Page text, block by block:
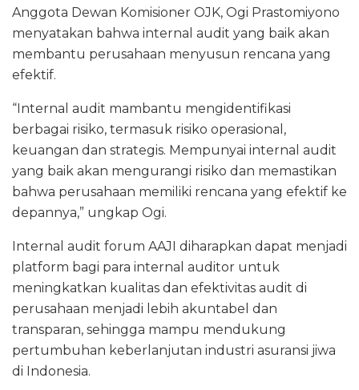
Anggota Dewan Komisioner OJK, Ogi Prastomiyono
menyatakan bahwa internal audit yang baik akan
membantu perusahaan menyusun rencana yang
efektif.
“Internal audit mambantu mengidentifikasi
berbagai risiko, termasuk risiko operasional,
keuangan dan strategis. Mempunyai internal audit
yang baik akan mengurangi risiko dan memastikan
bahwa perusahaan memiliki rencana yang efektif ke
depannya,” ungkap Ogi.
Internal audit forum AAJI diharapkan dapat menjadi
platform bagi para internal auditor untuk
meningkatkan kualitas dan efektivitas audit di
perusahaan menjadi lebih akuntabel dan
transparan, sehingga mampu mendukung
pertumbuhan keberlanjutan industri asuransi jiwa
di Indonesia.